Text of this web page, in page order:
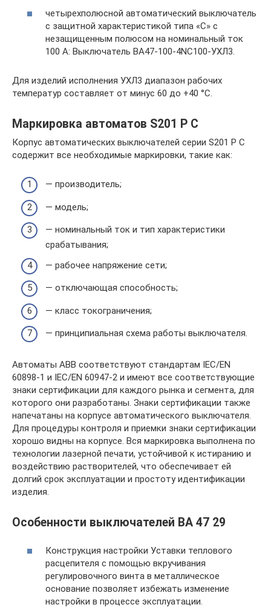
четырехполюсной автоматический выключатель
с защитной характеристикой типа «С» с
незащищенным полюсом на номинальный ток
100 A: Выключатель ВА47-100-4NC100-УХЛ3.
Для изделий исполнения УХЛ3 диапазон рабочих
температур составляет от минус 60 до +40 °С.
Маркировка автоматов S201 P С
Корпус автоматических выключателей серии S201 P С
содержит все необходимые маркировки, такие как:
— производитель;
— модель;
— номинальный ток и тип характеристики
срабатывания;
— рабочее напряжение сети;
— отключающая способность;
— класс токограничения;
— принципиальная схема работы выключателя.
Автоматы ABB соответствуют стандартам IEC/EN
60898-1 и IEC/EN 60947-2 и имеют все соответствующие
знаки сертификации для каждого рынка и сегмента, для
которого они разработаны. Знаки сертификации также
напечатаны на корпусе автоматического выключателя.
Для процедуры контроля и приемки знаки сертификации
хорошо видны на корпусе. Вся маркировка выполнена по
технологии лазерной печати, устойчивой к истиранию и
воздействию растворителей, что обеспечивает ей
долгий срок эксплуатации и простоту идентификации
изделия.
Особенности выключателей ВА 47 29
Конструкция настройки Уставки теплового
расцепителя с помощью вкручивания
регулировочного винта в металлическое
основание позволяет избежать изменение
настройки в процессе эксплуатации.